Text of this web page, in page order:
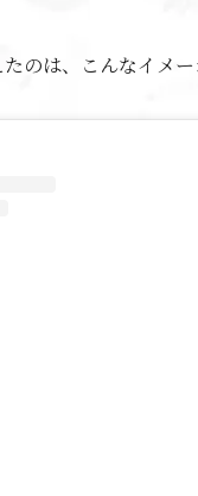
のは、こんなイメー